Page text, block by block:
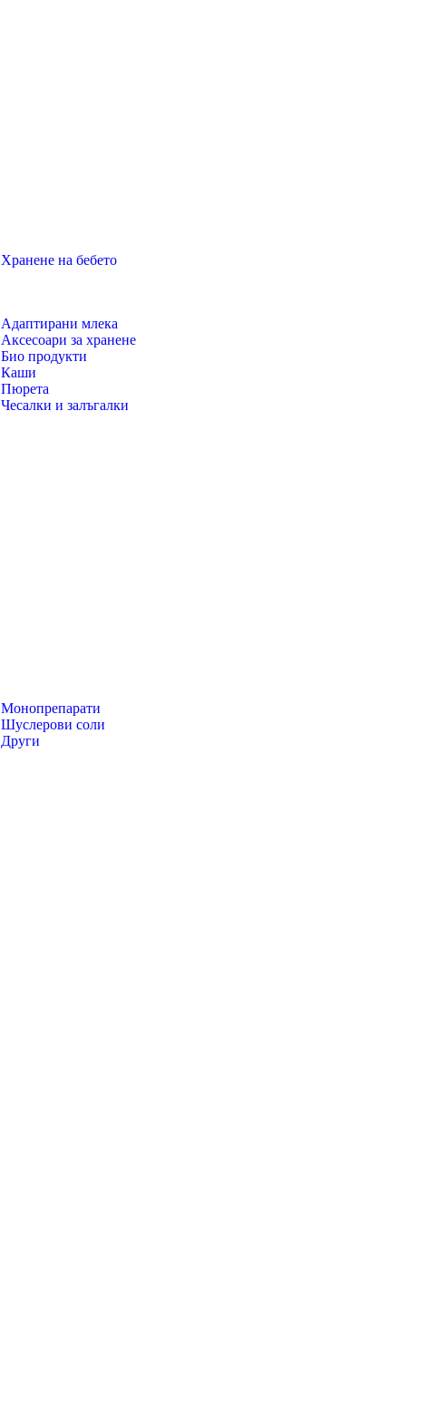
Хранене на бебето
Адаптирани млека
Аксесоари за хранене
Био продукти
Каши
Пюрета
Чесалки и залъгалки
Монопрепарати
Шуслерови соли
Други